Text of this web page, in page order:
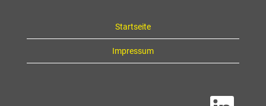
Startseite
Impressum
W